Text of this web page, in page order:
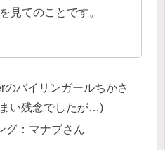
見てのことです。
のバイリンガールちかさ
い残念でしたが…)
グ：マナブさん